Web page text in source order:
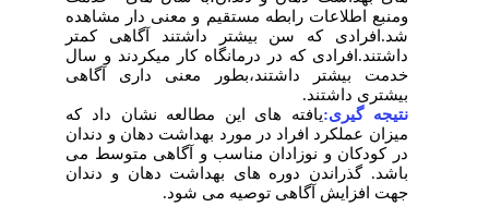
ومنبع اطلاعات رابطه مستقیم و معنی دار مشاهده
شد.افرادی که سن بیشتر داشتند آگاهی کمتر
داشتند.افرادی که در درمانگاه کار میکردند و سال
خدمت بیشتر داشتند،بطور معنی داری آگاهی
بیشتری داشتند.
نتیجه گیری:یافته های این مطالعه نشان داد که
میزان عملکرد افراد در مورد بهداشت دهان و دندان
در کودکان و نوزادان مناسب و آگاهی متوسط می
باشد. گذراندن دوره های بهداشت دهان و دندان
جهت افزایش آگاهی توصیه می شود.